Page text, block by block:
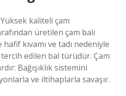
Yüksek kaliteli çam
üretilen çam balı
kıvamı ve tadı nedeniyle
edilen bal türüdür. Çam
Bağışıklık sistemini
ve iltihaplarla savaşır.